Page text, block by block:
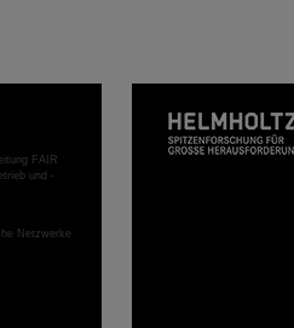
FAIR
und -
Netzwerke